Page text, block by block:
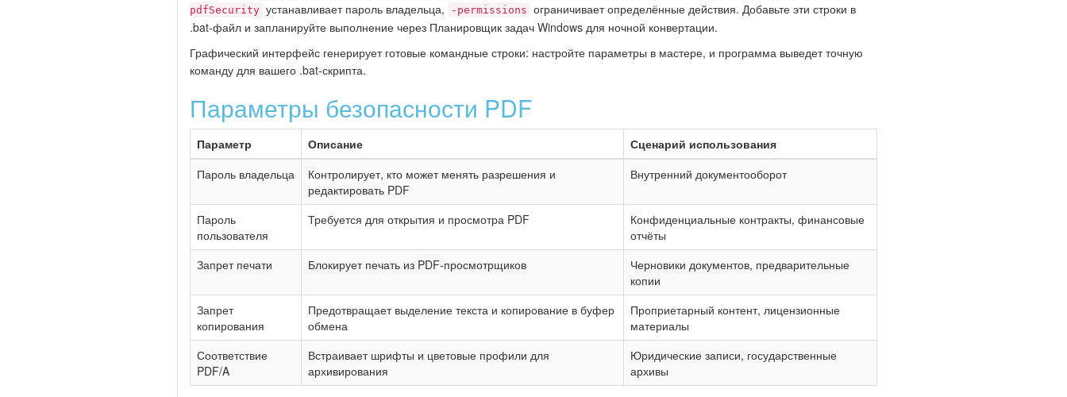
pdfSecurity устанавливает пароль владельца, -permissions ограничивает определённые действия. Добавьте эти строки в
.bat-файл и запланируйте выполнение через Планировщик задач Windows для ночной конвертации.
Графический интерфейс генерирует готовые командные строки: настройте параметры в мастере, и программа выведет точную
команду для вашего .bat-скрипта.
Параметры безопасности PDF
Параметр Описание
Сценарий использования
Пароль владельца
Контролирует, кто может менять разрешения и
редактировать PDF
Внутренний документооборот
Пароль
пользователя
Требуется для открытия и просмотра PDF
Конфиденциальные контракты, финансовые
отчёты
Запрет печати
Блокирует печать из PDF-просмотрщиков
Черновики документов, предварительные
копии
Запрет
копирования
Предотвращает выделение текста и копирование в буфер
обмена
Проприетарный контент, лицензионные
материалы
Соответствие
PDF/A
Встраивает шрифты и цветовые профили для
архивирования
Юридические записи, государственные
архивы